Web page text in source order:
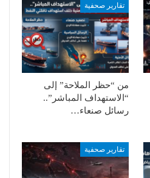
تقارير صحفية
من “حظر الملاحة” إلى
“الاستهداف المباشر”..
رسائل صنعاء…
تقارير صحفية